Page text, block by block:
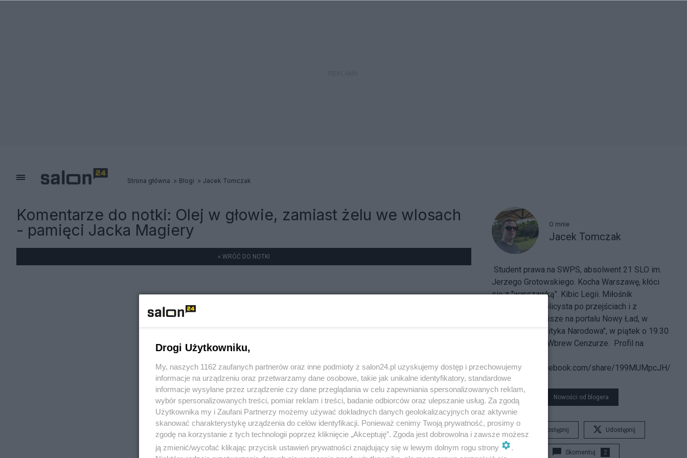
Strona główna Blogi Jacek Tomczak
Komentarze do notki: Olej w głowie, zamiast żelu we wlosach
- pamięci Jacka Magiery
« WRÓĆ DO NOTKI
O mnie
Jacek Tomczak
Student prawa na SWPS, absolwent 21 SLO im.
Jerzego Grotowskiego. Kocha Warszawę, kłóci
się z "warszawką". Kibic Legii. Miłośnik
labradorów. Publicysta po przejściach i z
przyszłością. Pisze na portalu Nowy Ład, w
kwartalniku "Polityka Narodowa", w piątek o 19.30
ma nagranie na Wbrew Cenzurze. Profil na
https://www.facebook.com/share/199MUMpcJH/
Nowości od blogera
Udostępnij Udostępnij
Skomentuj 2
Drogi Użytkowniku,
My, naszych 1162 zaufanych partnerów oraz inne podmioty z salon24.pl uzyskujemy dostęp i przechowujemy
informacje na urządzeniu oraz przetwarzamy dane osobowe, takie jak unikalne identyfikatory, standardowe
informacje wysyłane przez urządzenie czy dane przeglądania w celu zapewniania spersonalizowanych reklam,
wybór spersonalizowanych treści, pomiar reklam i treści, badanie odbiorców oraz ulepszanie usług. Za zgodą
Użytkownika my i Zaufani Partnerzy możemy używać dokładnych danych geolokalizacyjnych oraz aktywnie
skanować charakterystykę urządzenia do celów identyfikacji. Ponieważ cenimy Twoją prywatność, prosimy o
zgodę na korzystanie z tych technologii poprzez kliknięcie „Akceptuję”. Zgoda jest dobrowolna i zawsze możesz
ją zmienić/wycofać klikając przycisk ustawień prywatności znajdujący się w lewym dolnym rogu strony
.